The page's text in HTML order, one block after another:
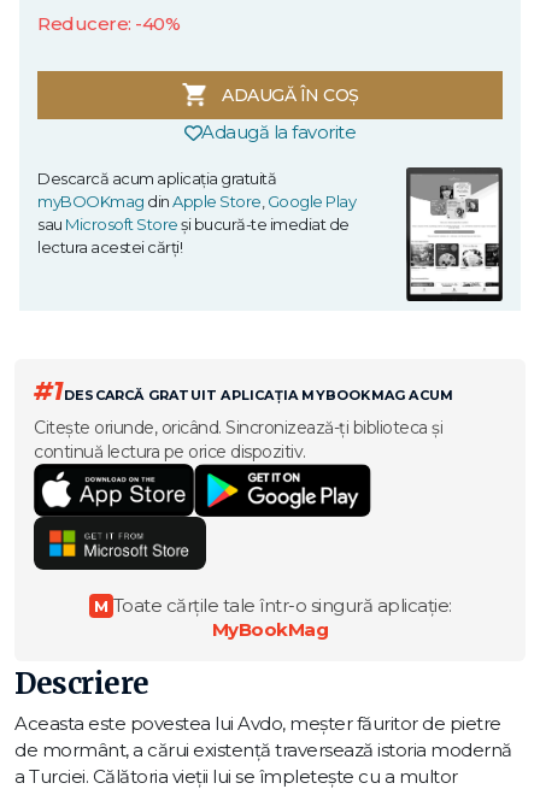
Reducere: -40%
ADAUGĂ ÎN COȘ
Adaugă la favorite
Descarcă acum aplicația gratuită
myBOOKmag dinApple Store,Google Play
sau Microsoft Storeși bucură-te imediat de
lectura acestei cărți!
#1DESCARCĂ GRATUIT APLICAȚIA MYBOOKMAG ACUM
Citește oriunde, oricând. Sincronizează-ți biblioteca și
continuă lectura pe orice dispozitiv.
M Toate cărțile tale într-o singură aplicație:
MyBookMag
Descriere
Aceasta este povestea lui Avdo, meșter făuritor de pietre
de mormânt, a cărui existență traversează istoria modernă
a Turciei. Călătoria vieții lui se împletește cu a multor